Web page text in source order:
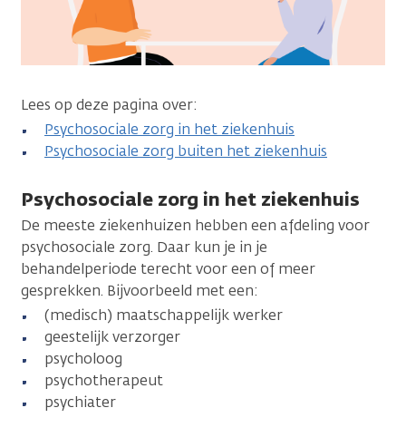
Lees op deze pagina over:
Psychosociale zorg in het ziekenhuis
Psychosociale zorg buiten het ziekenhuis
Psychosociale zorg in het ziekenhuis
De meeste ziekenhuizen hebben een afdeling voor
psychosociale zorg. Daar kun je in je
behandelperiode terecht voor een of meer
gesprekken. Bijvoorbeeld met een:
(medisch) maatschappelijk werker
geestelijk verzorger
psycholoog
psychotherapeut
psychiater